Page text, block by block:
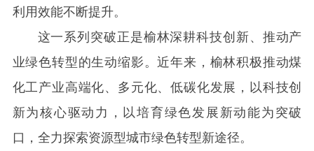
利用效能不断提升。
这一系列突破正是榆林深耕科技创新、推动产
业绿色转型的生动缩影。近年来，榆林积极推动煤
化工产业高端化、多元化、低碳化发展，以科技创
新为核心驱动力，以培育绿色发展新动能为突破
口，全力探索资源型城市绿色转型新途径。